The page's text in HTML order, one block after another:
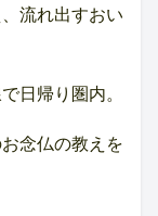
流れ出すおい
日帰り圏内。
念仏の教えを